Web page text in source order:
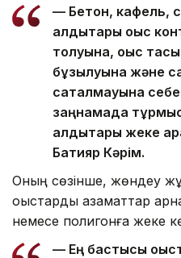
— Бетон, кафель,
қалдықтары қоқыс
толуына, қоқыс
бұзылуына және
сақталмауына
заңнамада
қалдықтары жеке
Бақтияр Кәрім.
Оның сөзінше, жөндеу
қоқыстарды азаматтар
немесе полигонға жеке
— Ең бастысы